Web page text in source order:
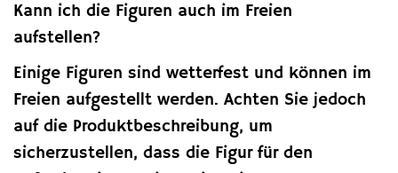
Kann ich die Figuren auch im Freien
aufstellen?
Einige Figuren sind wetterfest und können im
Freien aufgestellt werden. Achten Sie jedoch
auf die Produktbeschreibung, um
sicherzustellen, dass die Figur für den